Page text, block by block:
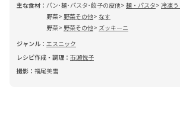
主な食材： パン･麺･パスタ･餃子の皮他 麺・パスタ
冷凍
野菜
野菜その他
なす
野菜
野菜その他
ズッキーニ
ジャンル： エスニック
レシピ作成・調理： 市瀬悦子
撮影： 福尾美雪